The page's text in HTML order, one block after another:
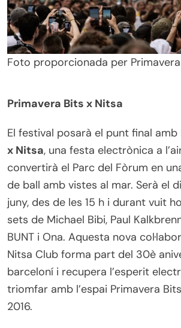
Foto proporcionada per
Primavera Bits x Nitsa
El festival posarà el punt final amb
x Nitsa, una festa electrònica a
convertirà el Parc del Fòrum en
de ball amb vistes al mar. Serà el
juny, des de les 15 h i durant vuit
sets de Michael Bibi, Paul
BUNT i Ona. Aquesta nova
Nitsa Club forma part del 30è
barceloní i recupera l’esperit
triomfar amb l’espai Primavera
2016.